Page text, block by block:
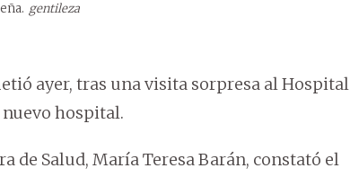
gentileza
ayer, tras una visita sorpresa al Hospital
hospital.
de Salud, María Teresa Barán, constató el